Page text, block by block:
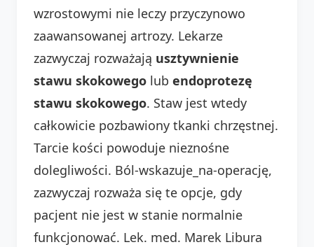
wzrostowymi nie leczy przyczynowo
zaawansowanej artrozy. Lekarze
zazwyczaj rozważają usztywnienie
stawu skokowego lub endoprotezę
stawu skokowego. Staw jest wtedy
całkowicie pozbawiony tkanki chrzęstnej.
Tarcie kości powoduje nieznośne
dolegliwości. Ból-wskazuje_na-operację,
zazwyczaj rozważa się te opcje, gdy
pacjent nie jest w stanie normalnie
funkcjonować. Lek. med. Marek Libura